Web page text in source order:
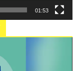
01:53